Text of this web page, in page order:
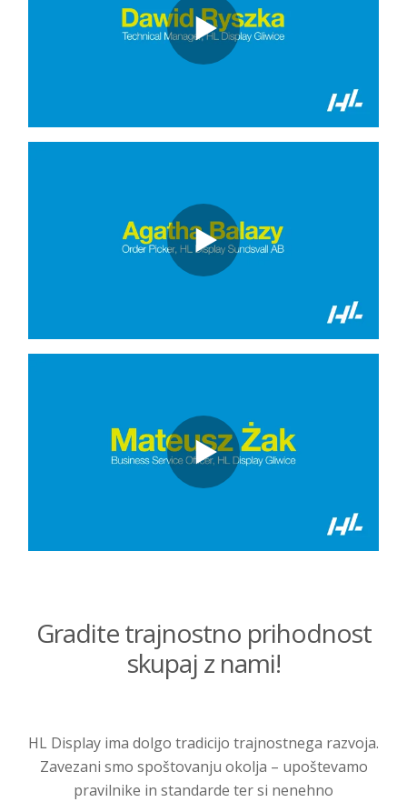
Gradite trajnostno prihodnost
skupaj z nami!
HL Display ima dolgo tradicijo trajnostnega razvoja.
Zavezani smo spoštovanju okolja – upoštevamo
pravilnike in standarde ter si nenehno